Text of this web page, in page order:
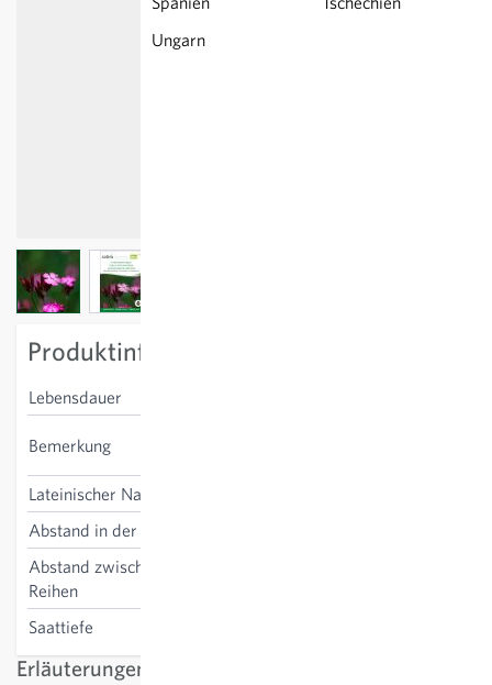
Ungarn
View larger imageView larger image
Produktinformation
Lebensdauer
Bemerkung
Lateinischer Name
Abstand in der Reihe
Abstand zwischen den
Reihen
Saattiefe
Erläuterungen